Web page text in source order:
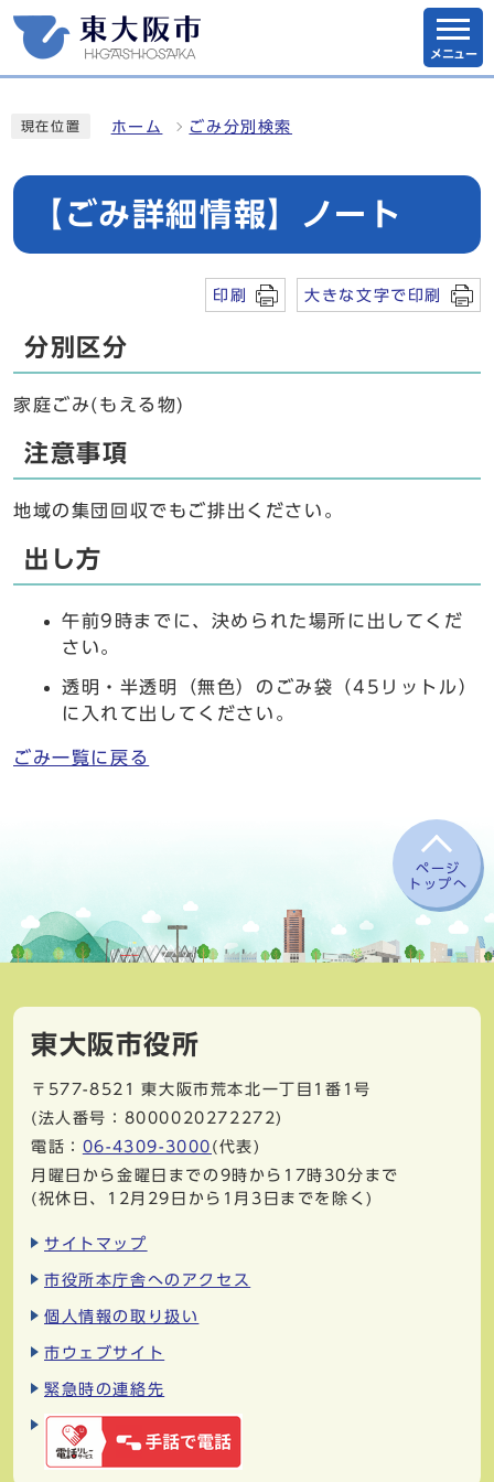
メニュー
現在位置 ホーム ごみ分別検索
【ごみ詳細情報】ノート
印刷 大きな文字で印刷
分別区分
家庭ごみ(もえる物)
注意事項
地域の集団回収でもご排出ください。
出し方
午前9時までに、決められた場所に出してくだ
さい。
透明・半透明（無色）のごみ袋（45リットル）
に入れて出してください。
ごみ一覧に戻る
ページ
トップへ
東大阪市役所
〒577-8521
東大阪市荒本北一丁目1番1号
(法人番号：8000020272272)
電話： 06-4309-3000 (代表)
月曜日から金曜日までの9時から17時30分まで
(祝休日、12月29日から1月3日までを除く)
サイトマップ
市役所本庁舎へのアクセス
個人情報の取り扱い
市ウェブサイト
緊急時の連絡先